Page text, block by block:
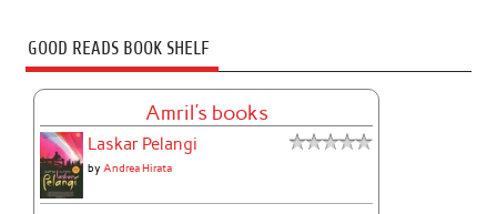
GOOD READS BOOK SHELF
Amril's books
Laskar Pelangi
byAndrea Hirata